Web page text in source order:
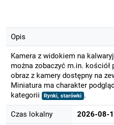
Opis
Kamera z widokiem na
można zobaczyć m.in. kościół
obraz z kamery dostępny na
Miniatura ma charakter
kategorii
Rynki, starówki .
Czas lokalny 2026-08-